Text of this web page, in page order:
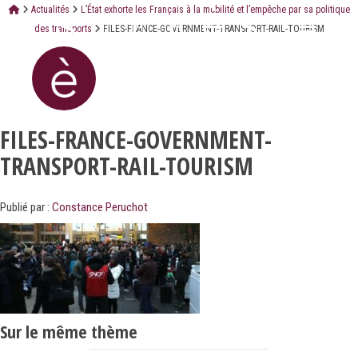
Actualités
L’État exhorte les Français à la mobilité et l’empêche par sa politique
des transports
FILES-FRANCE-GOVERNMENT-TRANSPORT-RAIL-TOURISM
FILES-FRANCE-GOVERNMENT-
TRANSPORT-RAIL-TOURISM
Publié par : Constance Peruchot
Sur le même thème